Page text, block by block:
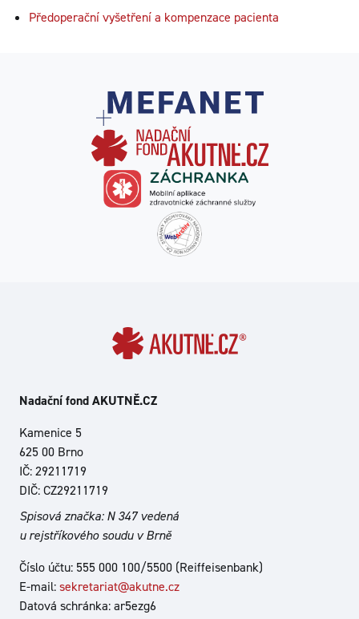
Předoperační vyšetření a kompenzace pacienta
Nadační fond AKUTNĚ.CZ
Kamenice 5
625 00 Brno
IČ: 29211719
DIČ: CZ29211719
Spisová značka: N 347 vedená
u rejstříkového soudu v Brně
Číslo účtu: 555 000 100/5500 (Reiffeisenbank)
E-mail:sekretariat@akutne.cz
Datová schránka: ar5ezg6